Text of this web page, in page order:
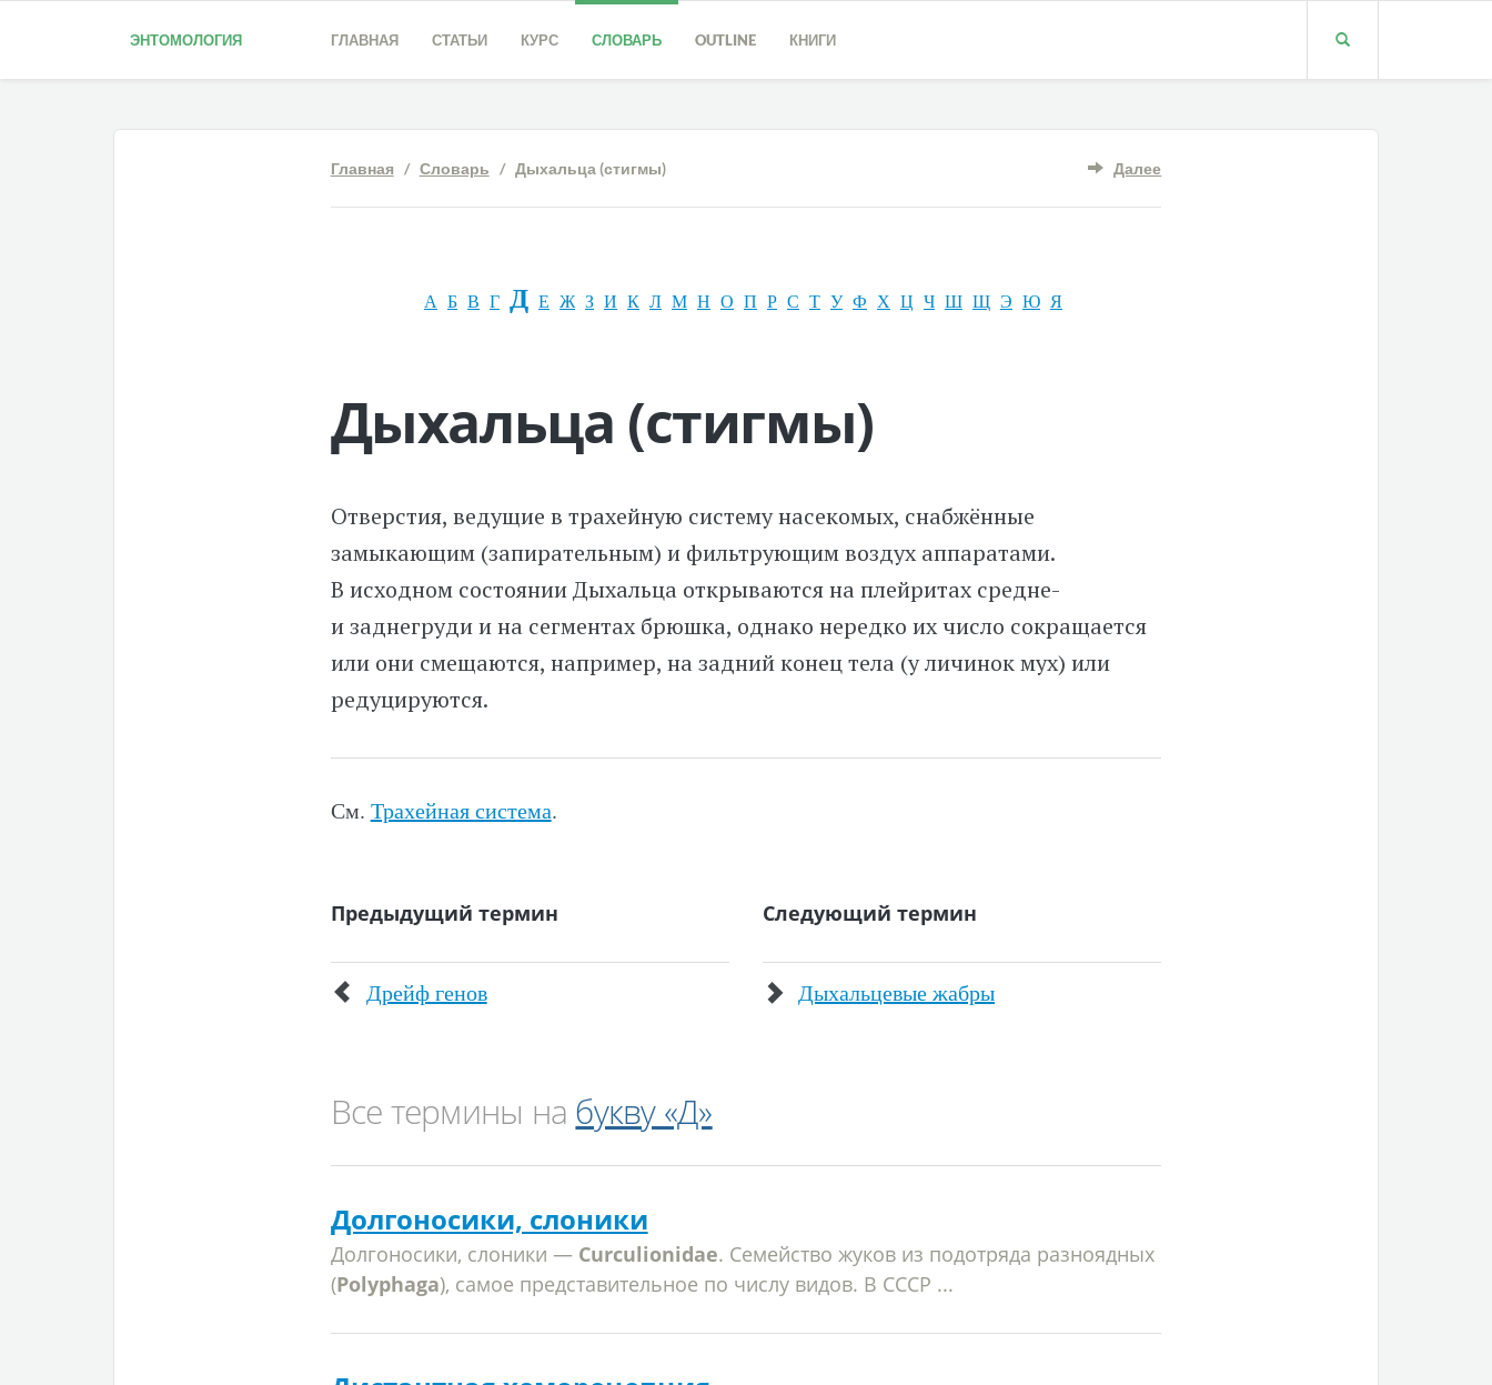
ЭНТОМОЛОГИЯ ГЛАВНАЯ СТАТЬИ КУРС СЛОВАРЬ OUTLINE КНИГИ
Главная / Словарь / Дыхальца (стигмы) Далее
А Б В Г Д Е Ж З И К Л М Н О П Р С Т У Ф Х Ц Ч Ш Щ Э Ю Я
Дыхальца (стигмы)
Отверстия, ведущие в трахейную систему насекомых, снабжённые
замыкающим (запирательным) и фильтрующим воздух аппаратами.
В исходном состоянии Дыхальца открываются на плейритах средне-
и заднегруди и на сегментах брюшка, однако нередко их число сокращается
или они смещаются, например, на задний конец тела (у личинок мух) или
редуцируются.
См. Трахейная система.
Предыдущий термин
Дрейф генов
Следующий термин
Дыхальцевые жабры
Все термины на букву «Д»
Долгоносики, слоники
Долгоносики, слоники — Curculionidae. Семейство жуков из подотряда разноядных
(Polyphaga), самое представительное по числу видов. В СССР ...